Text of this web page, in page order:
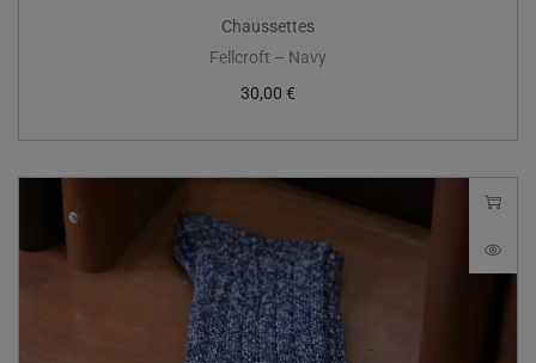
Chaussettes
Fellcroft – Navy
30,00 €